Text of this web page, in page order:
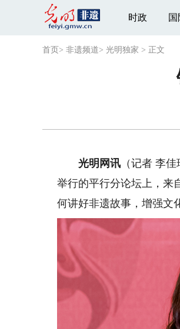
时政 国
首页 > 非遗频道> 光明独家 > 正文
光明网讯 （记者 李
举行的平行分论坛上，来
何讲好非遗故事，增强文